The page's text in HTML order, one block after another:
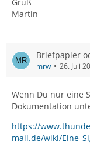
Martin
Briefpapier
mrw 26. Juli
Wenn Du nur eine
Dokumentation
https://
mail.de/wiki/